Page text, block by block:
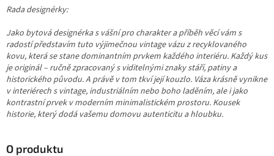
Rada designérky:
Jako bytová designérka s vášní pro charakter a příběh věcí vám s
radostí představím tuto výjimečnou vintage vázu z recyklovaného
kovu, která se stane dominantním prvkem každého interiéru. Každý kus
je originál – ručně zpracovaný s viditelnými znaky stáří, patiny a
historického původu. A právě v tom tkví její kouzlo. Váza krásně vynikne
v interiérech s vintage, industriálním nebo boho laděním, ale i jako
kontrastní prvek v moderním minimalistickém prostoru. Kousek
historie, který dodá vašemu domovu autenticitu a hloubku.
O produktu